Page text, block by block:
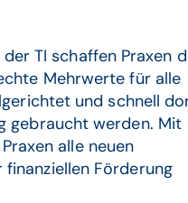
TI schaffen Praxen
Mehrwerte für alle
und schnell
gebraucht werden. Mit
alle neuen
Förderung